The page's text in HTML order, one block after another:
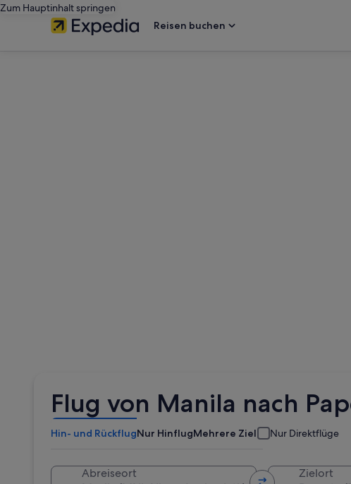
Zum Hauptinhalt springen
Reisen buchen
Flug von Manila nach
Hin- und RückflugNur HinflugMehrere Ziele Nur Direktflüge
Abreiseort Zielort